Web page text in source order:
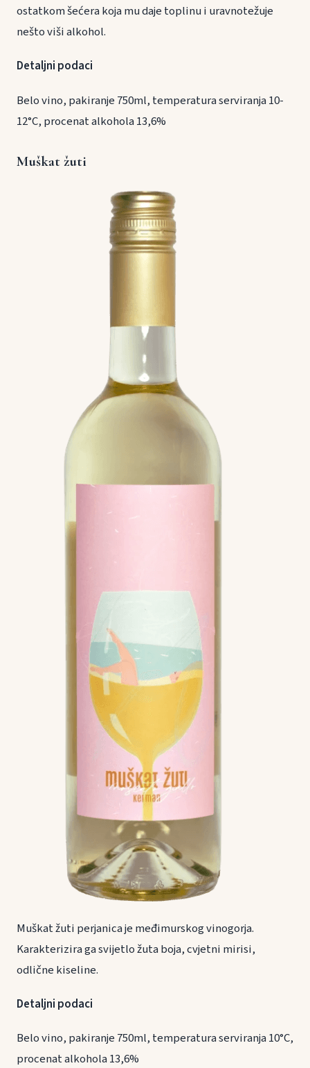
ostatkom šećera koja mu daje toplinu i uravnotežuje
nešto viši alkohol.
Detaljni podaci
Belo vino, pakiranje 750ml, temperatura serviranja 10-
12°C, procenat alkohola 13,6%
Muškat žuti
Muškat žuti perjanica je međimurskog vinogorja.
Karakterizira ga svijetlo žuta boja, cvjetni mirisi,
odlične kiseline.
Detaljni podaci
Belo vino, pakiranje 750ml, temperatura serviranja 10°C,
procenat alkohola 13,6%